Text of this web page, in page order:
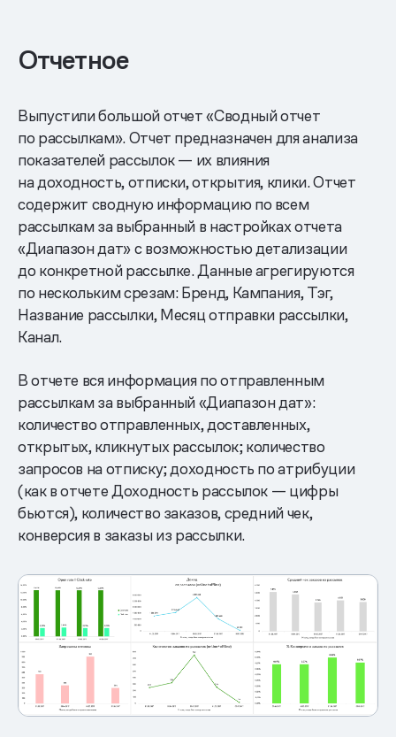
Отчетное
Выпустили большой отчет «Сводный отчет
по рассылкам». Отчет предназначен для анализа
показателей рассылок — их влияния
на доходность, отписки, открытия, клики. Отчет
содержит сводную информацию по всем
рассылкам за выбранный в настройках отчета
«Диапазон дат» с возможностью детализации
до конкретной рассылке. Данные агрегируются
по нескольким срезам: Бренд, Кампания, Тэг,
Название рассылки, Месяц отправки рассылки,
Канал.
В отчете вся информация по отправленным
рассылкам за выбранный «Диапазон дат»:
количество отправленных, доставленных,
открытых, кликнутых рассылок; количество
запросов на отписку; доходность по атрибуции
(как в отчете Доходность рассылок — цифры
бьются), количество заказов, средний чек,
конверсия в заказы из рассылки.